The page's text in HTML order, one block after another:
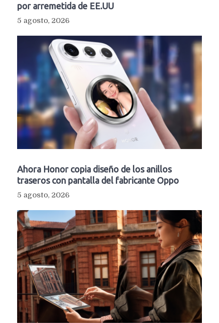
por arremetida de EE.UU
5 agosto, 2026
Ahora Honor copia diseño de los anillos
traseros con pantalla del fabricante Oppo
5 agosto, 2026